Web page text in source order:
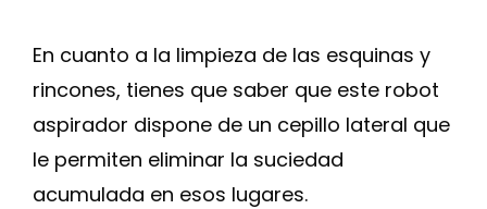
En cuanto a la limpieza de las esquinas y
rincones, tienes que saber que este robot
aspirador dispone de un cepillo lateral que
le permiten eliminar la suciedad
acumulada en esos lugares.